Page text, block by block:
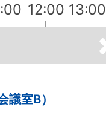
12:00 13:00
室B）